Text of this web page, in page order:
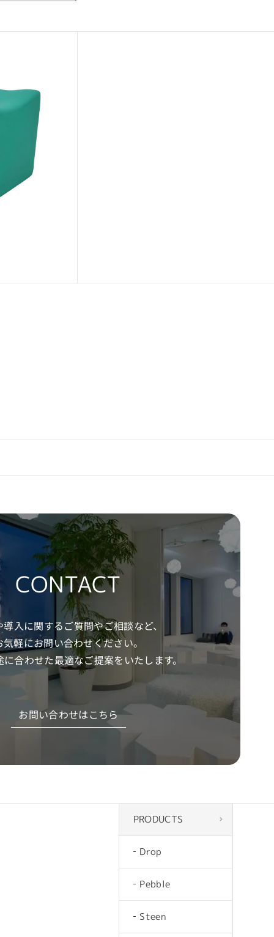
す。
CONTACT
入に関するご質問やご相談など、
気軽にお問い合わせください。
に合わせた最適なご提案をいたします。
お問い合わせはこちら
PRODUCTS
Drop
Pebble
Steen